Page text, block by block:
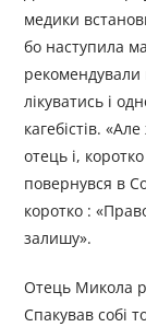
медики
бо наступила
лікуватись і
кагебістів.
отець і,
повернувся в
коротко :
залишу».
Отець Микола
Спакував собі